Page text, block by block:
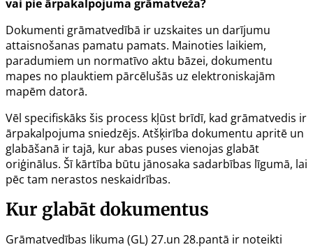
vai pie ārpakalpojuma grāmatveža?
Dokumenti grāmatvedībā ir uzskaites un darījumu
attaisnošanas pamatu pamats. Mainoties laikiem,
paradumiem un normatīvo aktu bāzei, dokumentu
mapes no plauktiem pārcēlušās uz elektroniskajām
mapēm datorā.
Vēl specifiskāks šis process kļūst brīdī, kad grāmatvedis ir
ārpakalpojuma sniedzējs. Atšķirība dokumentu apritē un
glabāšanā ir tajā, kur abas puses vienojas glabāt
oriģinālus. Šī kārtība būtu jānosaka sadarbības līgumā, lai
pēc tam nerastos neskaidrības.
Kur glabāt dokumentus
Grāmatvedības likuma (GL) 27.un 28.pantā ir noteikti